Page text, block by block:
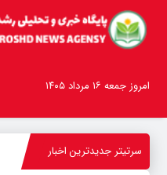
امروز جمعه ۱۶ مرداد ۱۴۰۵
سرتیتر جدیدترین اخبار